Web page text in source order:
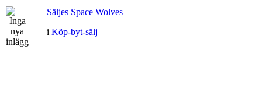
Säljes Space Wolves
i Köp-byt-sälj